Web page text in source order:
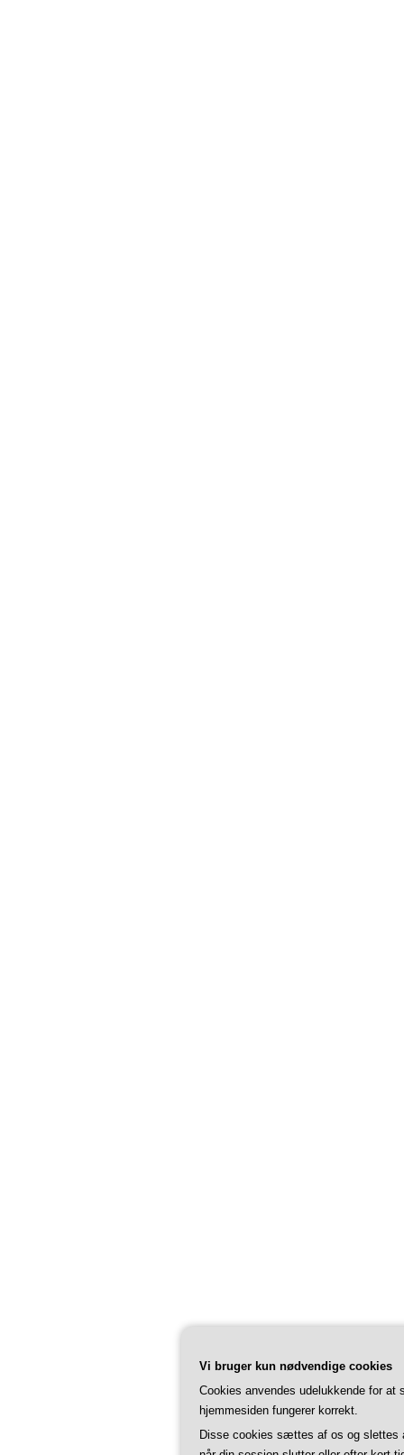
Vi bruger kun nødvendige cookies
Cookies anvendes udelukkende for at
hjemmesiden fungerer korrekt.
Disse cookies sættes af os og slettes